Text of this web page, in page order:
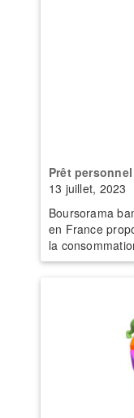
Prêt
13 juillet, 2023
Boursorama
en France
la